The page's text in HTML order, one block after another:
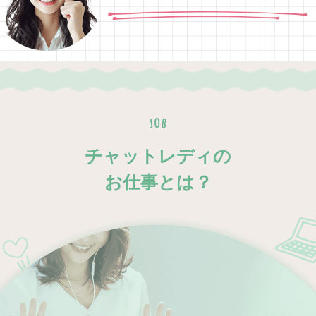
チャットレディの
お仕事とは？